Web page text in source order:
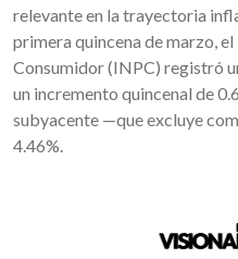
relevante en la trayectoria
primera quincena de marzo,
Consumidor (INPC) registró
un incremento quincenal de
subyacente —que excluye
4.46%.